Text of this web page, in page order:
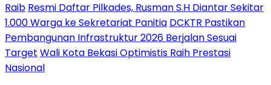
Raib Resmi Daftar Pilkades, Rusman S.H Diantar Sekitar
1.000 Warga ke Sekretariat Panitia DCKTR Pastikan
Pembangunan Infrastruktur 2026 Berjalan Sesuai
Target Wali Kota Bekasi Optimistis Raih Prestasi
Nasional